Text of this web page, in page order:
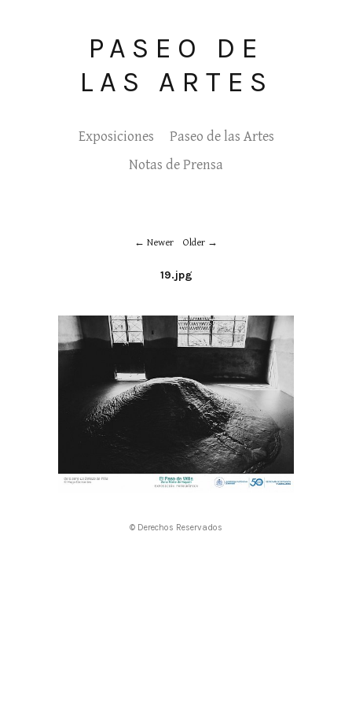
PASEO DE
LAS ARTES
Exposiciones
Paseo de las Artes
Notas de Prensa
Newer Older
19.jpg
© Derechos Reservados